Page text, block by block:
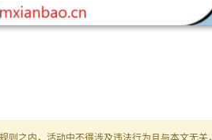
之内，活动中不得涉及违法行为且与本文无关，